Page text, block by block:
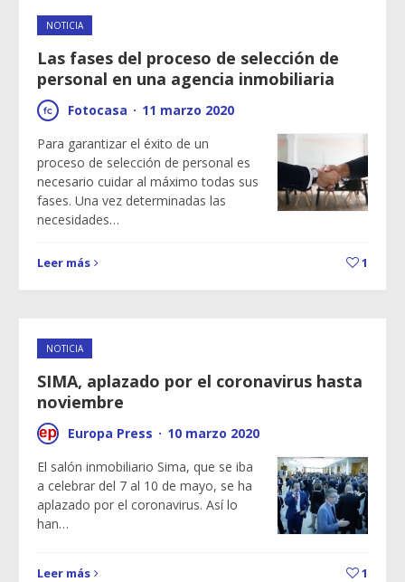
NOTICIA
Las fases del proceso de selección de
personal en una agencia inmobiliaria
Fotocasa · 11 marzo 2020
Para garantizar el éxito de un
proceso de selección de personal es
necesario cuidar al máximo todas sus
fases. Una vez determinadas las
necesidades…
Leer más 1
NOTICIA
SIMA, aplazado por el coronavirus hasta
noviembre
Europa Press · 10 marzo 2020
El salón inmobiliario Sima, que se iba
a celebrar del 7 al 10 de mayo, se ha
aplazado por el coronavirus. Así lo
han…
Leer más 1